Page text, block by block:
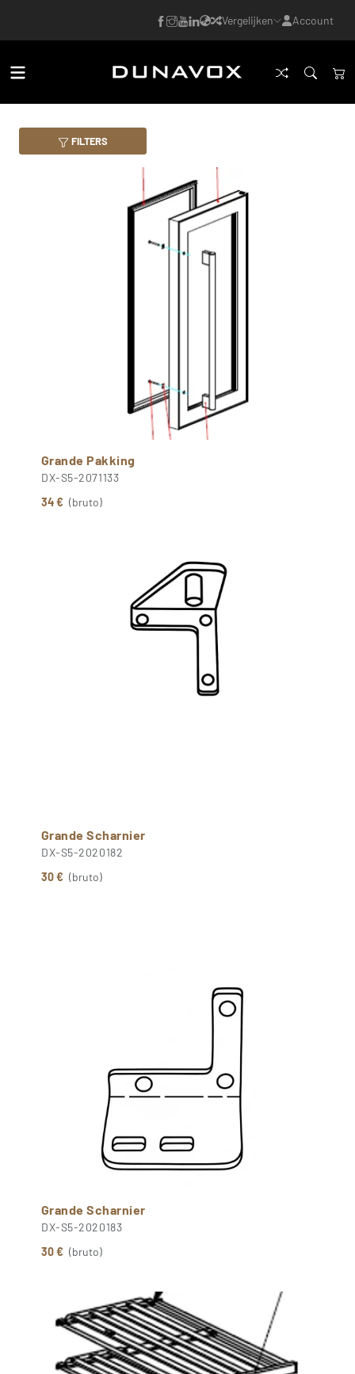
Vergelijken Account
FILTERS
Grande Pakking
DX-S5-2071133
34 € (bruto)
Grande Scharnier
DX-S5-2020182
30 € (bruto)
Grande Scharnier
DX-S5-2020183
30 € (bruto)